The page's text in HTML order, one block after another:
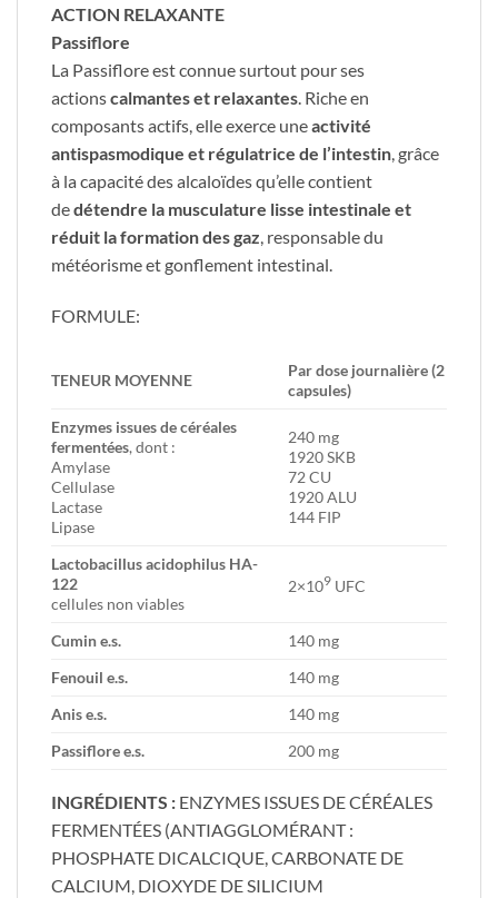
ACTION RELAXANTE
Passiflore
La Passiflore est connue surtout pour ses
actionscalmantes et relaxantes. Riche en
composants actifs, elle exerce uneactivité
antispasmodique et régulatrice de l’intestin, grâce
à la capacité des alcaloïdes qu’elle contient
dedétendre la musculature lisse intestinale et
réduit la formation des gaz, responsable du
météorisme et gonflement intestinal.
FORMULE:
​TENEUR MOYENNE
​Par dose journalière (2
capsules)
Enzymes issues de céréales
fermentées, dont :
Amylase
Cellulase
Lactase
Lipase
240 mg
1920 SKB
72 CU
1920 ALU
144 FIP ​
Lactobacillus acidophilus HA-
122
cellules non viables
​2×109 UFC
Cumin e.s.
​140 mg
​Fenouil e.s.
​140 mg
​Anis e.s.
​140 mg
Passiflore e.s.
​200 mg
INGRÉDIENTS : ENZYMES ISSUES DE CÉRÉALES
FERMENTÉES (ANTIAGGLOMÉRANT :
PHOSPHATE DICALCIQUE, CARBONATE DE
CALCIUM, DIOXYDE DE SILICIUM